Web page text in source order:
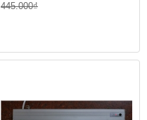
445.000₫